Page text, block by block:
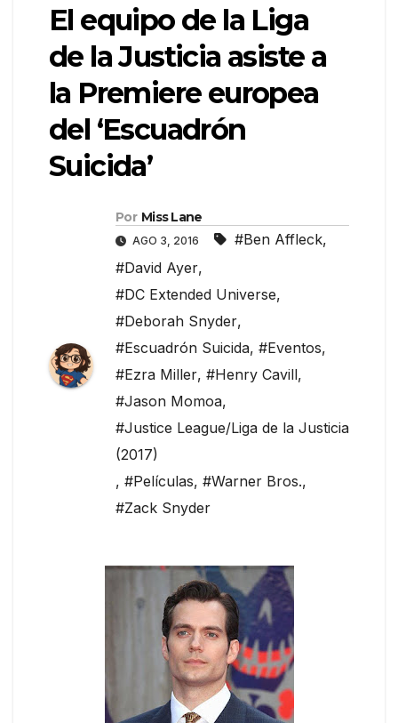
El equipo de la Liga
de la Justicia asiste a
la Premiere europea
del ‘Escuadrón
Suicida’
Por Miss Lane
AGO 3, 2016 #Ben Affleck,
#David Ayer,
#DC Extended Universe,
#Deborah Snyder,
#Escuadrón Suicida, #Eventos,
#Ezra Miller, #Henry Cavill,
#Jason Momoa,
#Justice League/Liga de la Justicia
(2017)
, #Películas, #Warner Bros.,
#Zack Snyder